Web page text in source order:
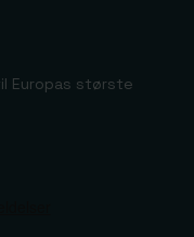
Europas største